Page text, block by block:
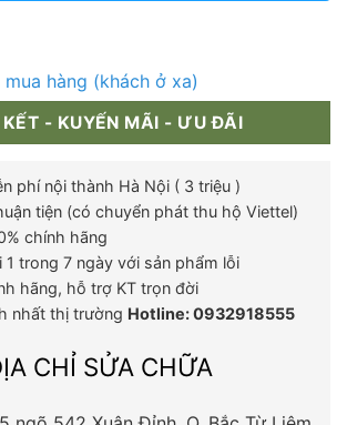
hàng (khách ở xa)
- KUYẾN MÃI - ƯU ĐÃI
phí nội thành Hà Nội ( 3 triệu )
tiện (có chuyển phát thu hộ Viettel)
chính hãng
1 trong 7 ngày với sản phẩm lỗi
hãng, hỗ trợ KT trọn đời
nhất thị trường Hotline: 0932918555
CHỈ SỬA CHỮA